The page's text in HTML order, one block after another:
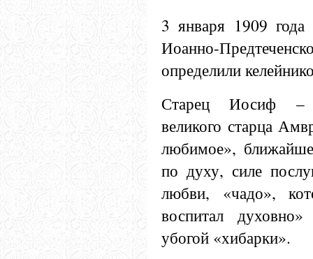
3 января 1909
Иоанно-
определили
Старец Иосиф –
великого старца
любимое»,
по духу, силе
любви, «чадо»,
воспитал
убогой «хибарки».